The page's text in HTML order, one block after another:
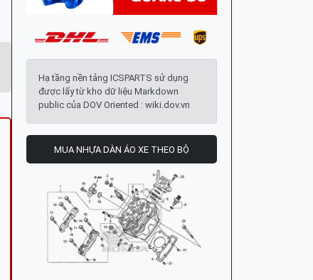
Hạ tầng nền tảng ICSPARTS sử dụng
được lấy từ kho dữ liệu Markdown
public của DOV Oriented : wiki.dov.vn
MUA NHỰA DÀN ÁO XE THEO BỘ